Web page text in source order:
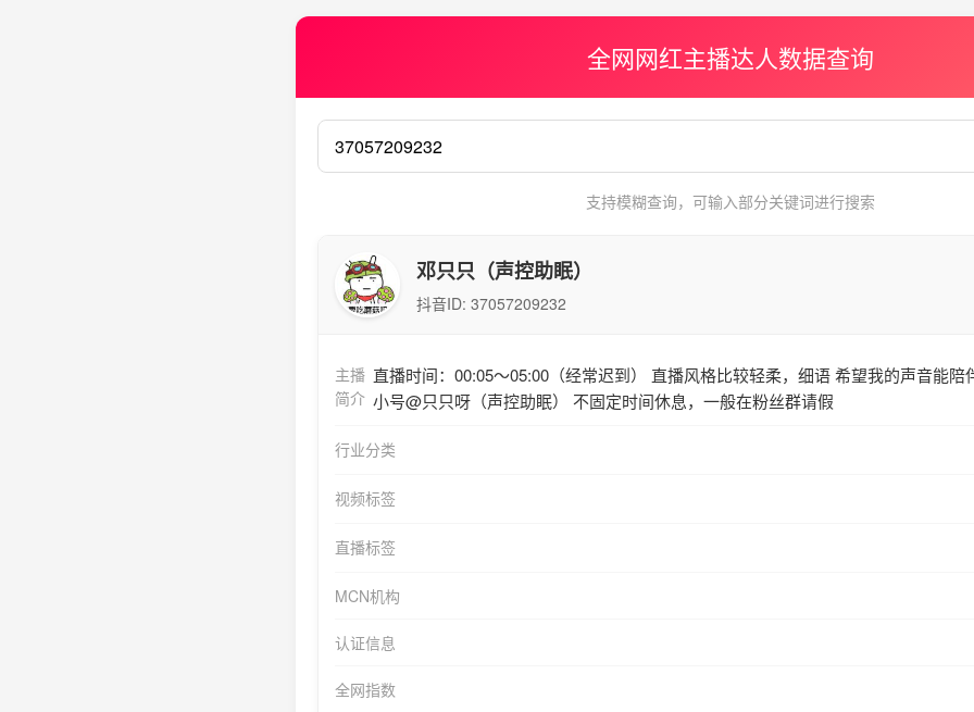
全网网红主播达人数据查询
支持模糊查询，可输入部分关键词进行搜索
邓只只（声控助眠）
抖音ID: 37057209232
主播
简介
直播时间：00:05～05:00（经常迟到） 直播风格比较轻柔，细语 希望我的声音能陪
小号@只只呀（声控助眠） 不固定时间休息，一般在粉丝群请假
行业分类
视频标签
直播标签
MCN机构
认证信息
全网指数